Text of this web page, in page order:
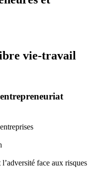
vie-travail
face aux risques